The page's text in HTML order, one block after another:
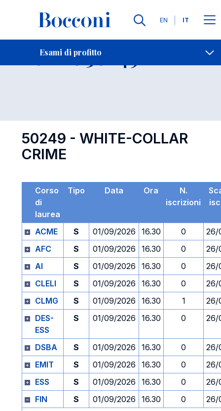
Lingue
EN IT
Esami di profitto
Contatti
Esame 50249 Open
50249 - WHITE-COLLAR
CRIME
Corso
di
laurea
Tipo Data Ora
N.
iscrizioni
ACME S 01/09/2026 16.30 0
26/
AFC
S 01/09/2026 16.30 0
26/
AI
S 01/09/2026 16.30 0
26/
CLELI
S 01/09/2026 16.30 0
26/
CLMG
S 01/09/2026 16.30 1
26/
DES-
ESS
S 01/09/2026 16.30 0 26/
DSBA S 01/09/2026 16.30 0
26/
EMIT
S 01/09/2026 16.30 0
26/
ESS
S 01/09/2026 16.30 0
26/
FIN
S 01/09/2026 16.30 0
26/